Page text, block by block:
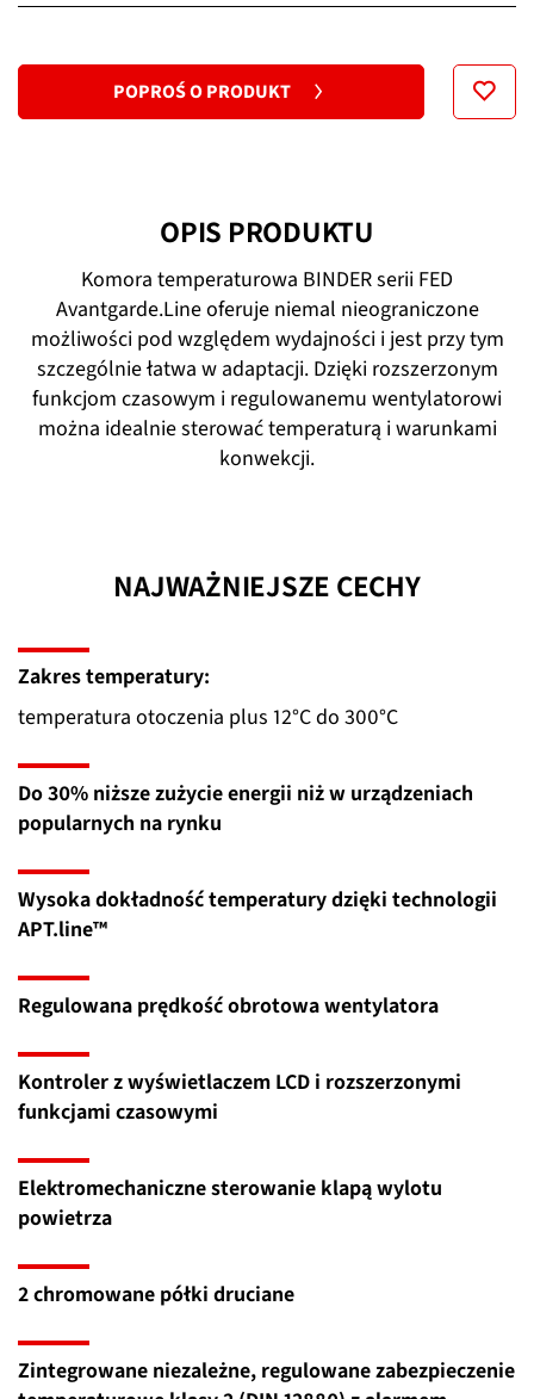
POPROŚ O PRODUKT
OPIS PRODUKTU
Komora temperaturowa BINDER serii FED
Avantgarde.Line oferuje niemal nieograniczone
możliwości pod względem wydajności i jest przy tym
szczególnie łatwa w adaptacji. Dzięki rozszerzonym
funkcjom czasowym i regulowanemu wentylatorowi
można idealnie sterować temperaturą i warunkami
konwekcji.
NAJWAŻNIEJSZE CECHY
Zakres temperatury:
temperatura otoczenia plus 12°C do 300°C
Do 30% niższe zużycie energii niż w urządzeniach
popularnych na rynku
Wysoka dokładność temperatury dzięki technologii
APT.line™
Regulowana prędkość obrotowa wentylatora
Kontroler z wyświetlaczem LCD i rozszerzonymi
funkcjami czasowymi
Elektromechaniczne sterowanie klapą wylotu
powietrza
2 chromowane półki druciane
Zintegrowane niezależne, regulowane zabezpieczenie